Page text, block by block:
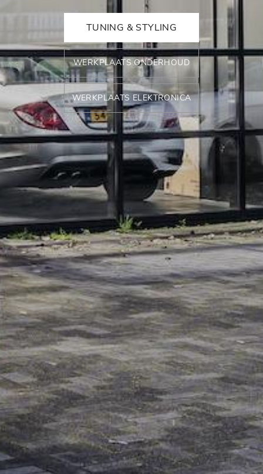
TUNING & STYLING
WERKPLAATS ONDERHOUD
WERKPLAATS ELEKTRONICA